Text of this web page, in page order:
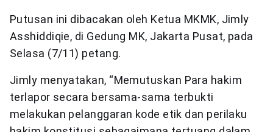
Putusan ini dibacakan oleh Ketua MKMK, Jimly
Asshiddiqie, di Gedung MK, Jakarta Pusat, pada
Selasa (7/11) petang.
Jimly menyatakan, “Memutuskan Para hakim
terlapor secara bersama-sama terbukti
melakukan pelanggaran kode etik dan perilaku